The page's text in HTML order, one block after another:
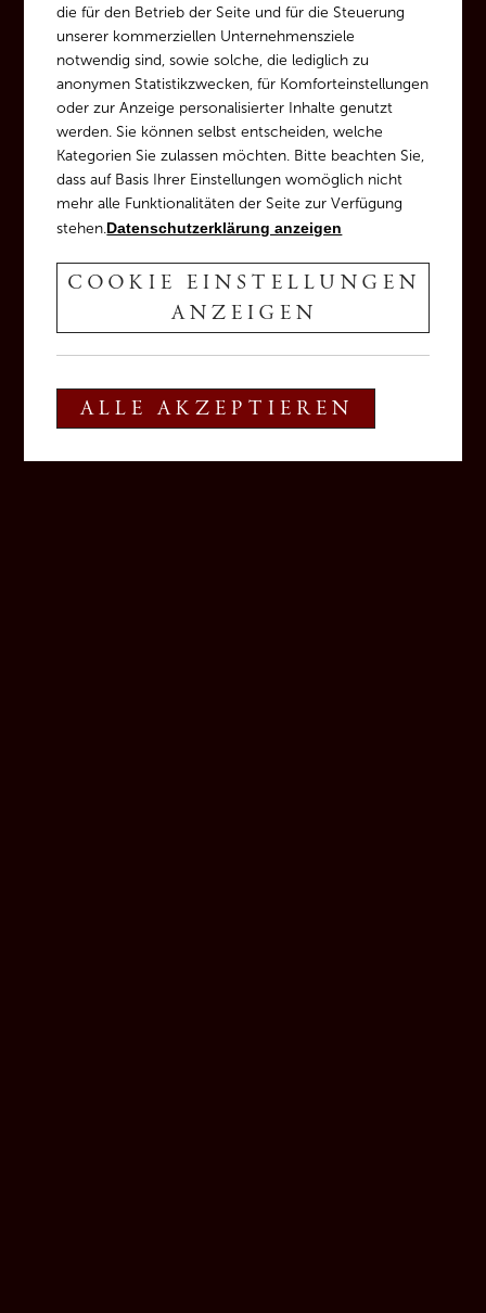
die für den Betrieb der Seite und für die Steuerung
unserer kommerziellen Unternehmensziele
notwendig sind, sowie solche, die lediglich zu
anonymen Statistikzwecken, für Komforteinstellungen
oder zur Anzeige personalisierter Inhalte genutzt
werden. Sie können selbst entscheiden, welche
Kategorien Sie zulassen möchten. Bitte beachten Sie,
dass auf Basis Ihrer Einstellungen womöglich nicht
mehr alle Funktionalitäten der Seite zur Verfügung
stehen.Datenschutzerklärung anzeigen
COOKIE EINSTELLUNGEN
ANZEIGEN
ALLE AKZEPTIEREN